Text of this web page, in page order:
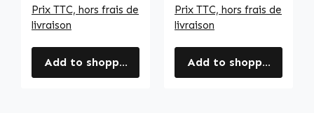
Prix TTC, hors frais de
livraison
Add to shopping cart
Prix TTC, hors frais de
livraison
Add to shopping cart